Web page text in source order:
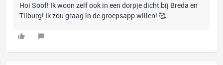
Hoi Soof! Ik woon zelf ook in een dorpje dicht bij Breda en
Tilburg! Ik zou graag in de groepsapp willen! 🥰